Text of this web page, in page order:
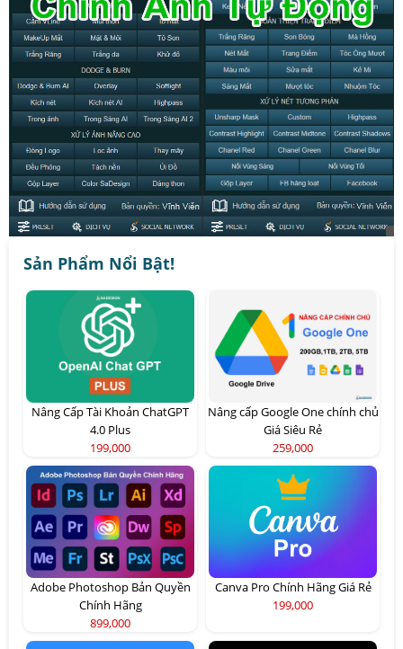
Sản Phẩm Nổi Bật!
Nâng Cấp Tài Khoản ChatGPT
4.0 Plus
199,000
Nâng cấp Google One chính chủ
Giá Siêu Rẻ
259,000
Adobe Photoshop Bản Quyền
Chính Hãng
899,000
Canva Pro Chính Hãng Giá Rẻ
199,000